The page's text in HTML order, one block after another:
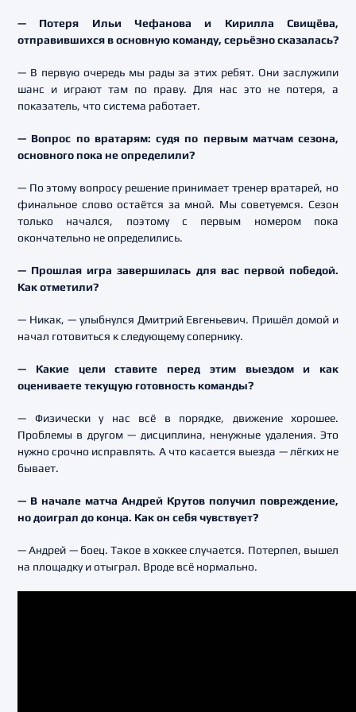
— Потеря Ильи Чефанова и Кирилла Свищёва,
отправившихся в основную команду, серьёзно сказалась?
— В первую очередь мы рады за этих ребят. Они заслужили
шанс и играют там по праву. Для нас это не потеря, а
показатель, что система работает.
— Вопрос по вратарям: судя по первым матчам сезона,
основного пока не определили?
— По этому вопросу решение принимает тренер вратарей, но
финальное слово остаётся за мной. Мы советуемся. Сезон
только начался, поэтому с первым номером пока
окончательно не определились.
— Прошлая игра завершилась для вас первой победой.
Как отметили?
— Никак, — улыбнулся Дмитрий Евгеньевич. Пришёл домой и
начал готовиться к следующему сопернику.
— Какие цели ставите перед этим выездом и как
оцениваете текущую готовность команды?
— Физически у нас всё в порядке, движение хорошее.
Проблемы в другом — дисциплина, ненужные удаления. Это
нужно срочно исправлять. А что касается выезда — лёгких не
бывает.
— В начале матча Андрей Крутов получил повреждение,
но доиграл до конца. Как он себя чувствует?
— Андрей — боец. Такое в хоккее случается. Потерпел, вышел
на площадку и отыграл. Вроде всё нормально.